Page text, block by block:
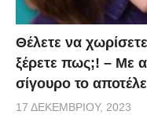
Θέλετε να
ξέρετε πως;! – Με
σίγουρο το
17 ΔΕΚΕΜΒΡΊΟΥ, 2023